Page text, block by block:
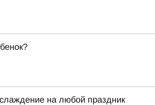
на любой праздник